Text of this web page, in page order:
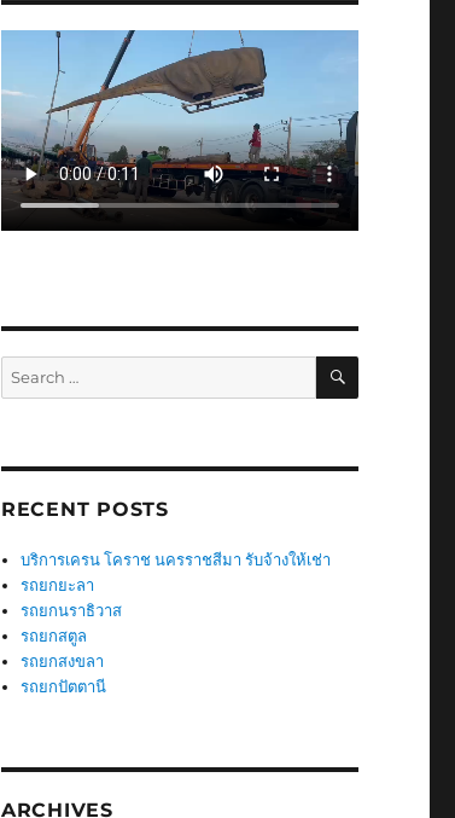
Search
for:
SEARCH
RECENT POSTS
บริการเครน โคราช นครราชสีมา รับจ้างให้เช่า
รถยกยะลา
รถยกนราธิวาส
รถยกสตูล
รถยกสงขลา
รถยกปัตตานี
ARCHIVES